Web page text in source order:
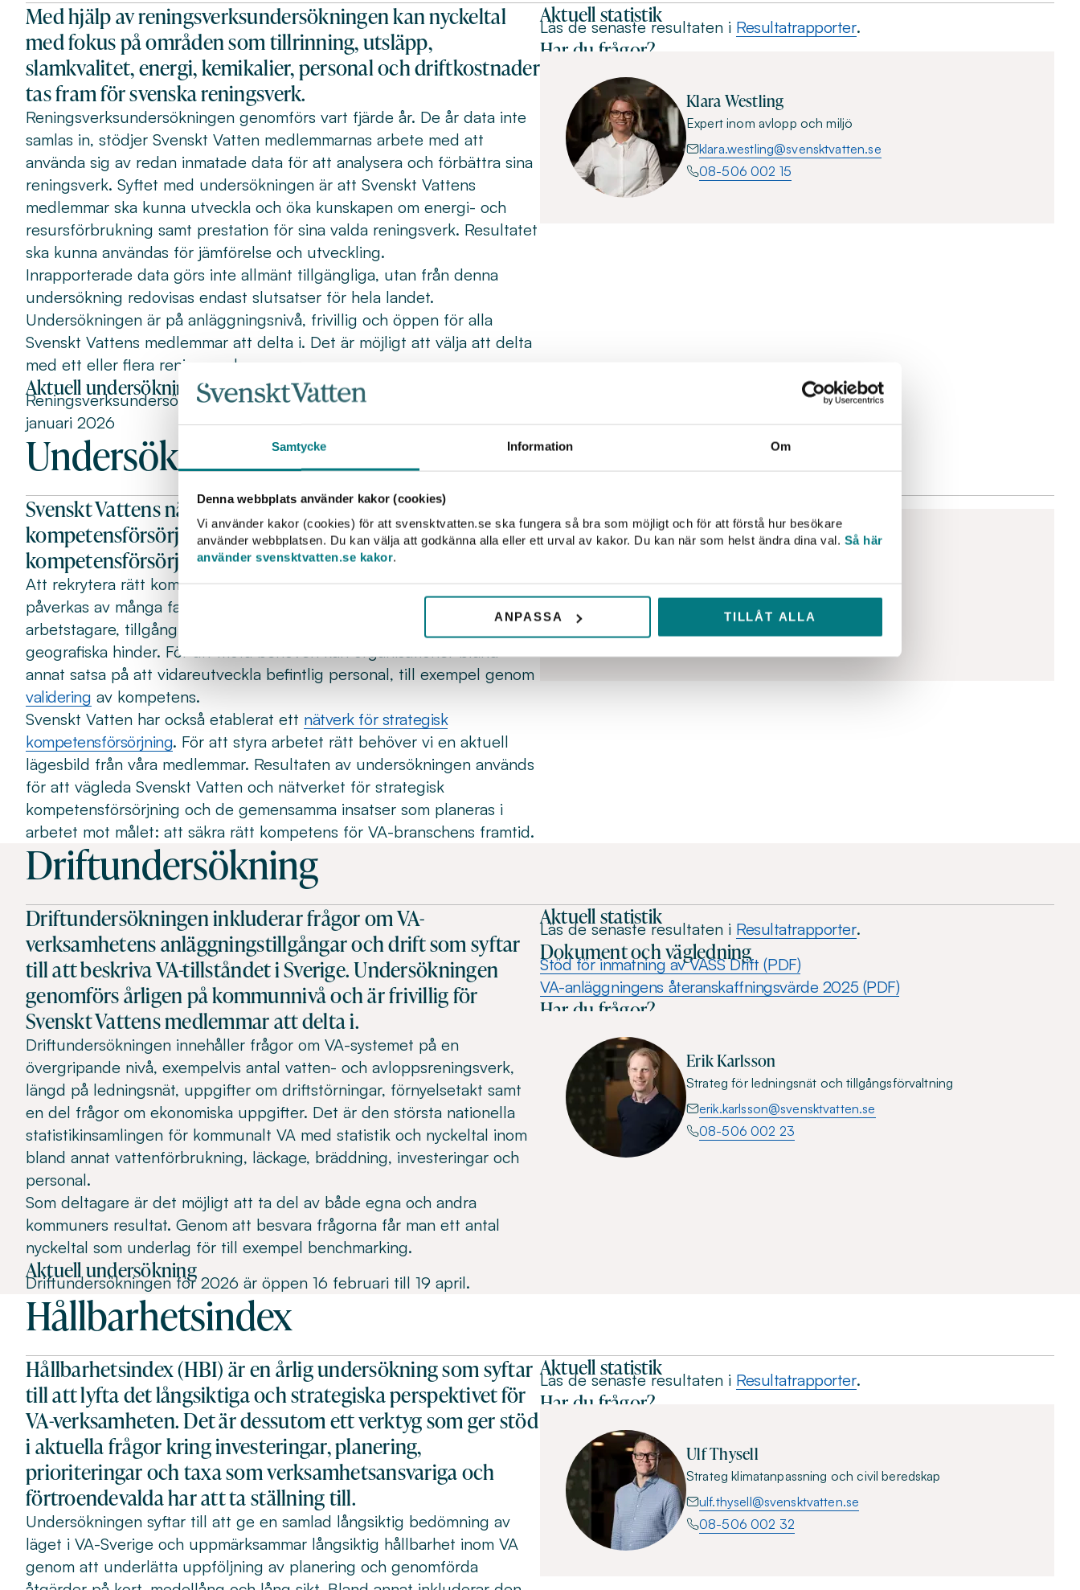
Samtycke Information Om
Denna webbplats använder kakor (cookies)
Vi använder kakor (cookies) för att svensktvatten.se ska fungera så bra som möjligt och för att förstå hur besökare
använder webbplatsen. Du kan välja att godkänna alla eller ett urval av kakor. Du kan när som helst ändra dina val. Så här
använder svensktvatten.se kakor.
ANPASSA TILLÅT ALLA
Med hjälp av reningsverksundersökningen kan nyckeltal
med fokus på områden som tillrinning, utsläpp,
slamkvalitet, energi, kemikalier, personal och driftkostnader
tas fram för svenska reningsverk.
Reningsverksundersökningen genomförs vart fjärde år. De år data inte
samlas in, stödjer Svenskt Vatten medlemmarnas arbete med att
använda sig av redan inmatade data för att analysera och förbättra sina
reningsverk. Syftet med undersökningen är att Svenskt Vattens
medlemmar ska kunna utveckla och öka kunskapen om energi- och
resursförbrukning samt prestation för sina valda reningsverk. Resultatet
ska kunna användas för jämförelse och utveckling.
Inrapporterade data görs inte allmänt tillgängliga, utan från denna
undersökning redovisas endast slutsatser för hela landet.
Undersökningen är på anläggningsnivå, frivillig och öppen för alla
Svenskt Vattens medlemmar att delta i. Det är möjligt att välja att delta
med ett eller flera reningsverk.
Aktuell undersökning
Reningsverksundersökningen pågår från 3 december 2025 till 30
januari 2026
Aktuell statistik
Läs de senaste resultaten i Resultatrapporter.
Har du frågor?
Klara Westling
Expert inom avlopp och miljö
klara.westling@svensktvatten.se
08-506 002 15
Undersökning om kompetensförsörjning
Svenskt Vattens nätverk för strategisk
kompetensförsörjning genomför en undersökning om
kompetensförsörjning bland våra medlemmar.
Att rekrytera rätt kompetens till VA-branschen är komplext och
påverkas av många faktorer – från intresse hos potentiella
arbetstagare, tillgång till utbildningsplatser och praktikmöjligheter till
geografiska hinder. För att möta behoven kan organisationer bland
annat satsa på att vidareutveckla befintlig personal, till exempel genom
validering av kompetens.
Svenskt Vatten har också etablerat ett nätverk för strategisk
kompetensförsörjning. För att styra arbetet rätt behöver vi en aktuell
lägesbild från våra medlemmar. Resultaten av undersökningen används
för att vägleda Svenskt Vatten och nätverket för strategisk
kompetensförsörjning och de gemensamma insatser som planeras i
arbetet mot målet: att säkra rätt kompetens för VA-branschens framtid.
Enhetschef
henrik.wingfors@svensktvatten.se
Driftundersökning
Driftundersökningen inkluderar frågor om VA-
verksamhetens anläggningstillgångar och drift som syftar
till att beskriva VA-tillståndet i Sverige. Undersökningen
genomförs årligen på kommunnivå och är frivillig för
Svenskt Vattens medlemmar att delta i.
Driftundersökningen innehåller frågor om VA-systemet på en
övergripande nivå, exempelvis antal vatten- och avloppsreningsverk,
längd på ledningsnät, uppgifter om driftstörningar, förnyelsetakt samt
en del frågor om ekonomiska uppgifter. Det är den största nationella
statistikinsamlingen för kommunalt VA med statistik och nyckeltal inom
bland annat vattenförbrukning, läckage, bräddning, investeringar och
personal.
Som deltagare är det möjligt att ta del av både egna och andra
kommuners resultat. Genom att besvara frågorna får man ett antal
nyckeltal som underlag för till exempel benchmarking.
Aktuell undersökning
Driftundersökningen för 2026 är öppen 16 februari till 19 april.
Aktuell statistik
Läs de senaste resultaten i Resultatrapporter.
Dokument och vägledning
Stöd för inmatning av VASS Drift (PDF)
VA-anläggningens återanskaffningsvärde 2025 (PDF)
Har du frågor?
Erik Karlsson
Strateg för ledningsnät och tillgångsförvaltning
erik.karlsson@svensktvatten.se
08-506 002 23
Hållbarhetsindex
Hållbarhetsindex (HBI) är en årlig undersökning som syftar
till att lyfta det långsiktiga och strategiska perspektivet för
VA-verksamheten. Det är dessutom ett verktyg som ger stöd
i aktuella frågor kring investeringar, planering,
prioriteringar och taxa som verksamhetsansvariga och
förtroendevalda har att ta ställning till.
Undersökningen syftar till att ge en samlad långsiktig bedömning av
läget i VA-Sverige och uppmärksammar långsiktig hållbarhet inom VA
genom att underlätta uppföljning av planering och genomförda
Aktuell statistik
Läs de senaste resultaten i Resultatrapporter.
Har du frågor?
Ulf Thysell
Strateg klimatanpassning och civil beredskap
ulf.thysell@svensktvatten.se
08-506 002 32